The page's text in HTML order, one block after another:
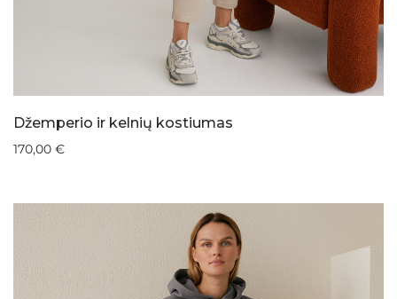
Džemperio ir kelnių kostiumas
170,00 €